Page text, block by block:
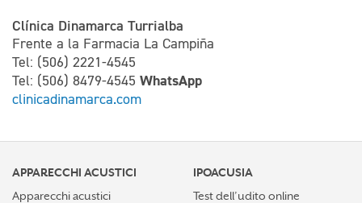
Clínica Dinamarca Turrialba
Frente a la Farmacia La Campiña
Tel: (506) 2221-4545
Tel: (506) 8479-4545 WhatsApp
clinicadinamarca.com
APPARECCHI ACUSTICI
Apparecchi acustici
IPOACUSIA
Test dell’udito online